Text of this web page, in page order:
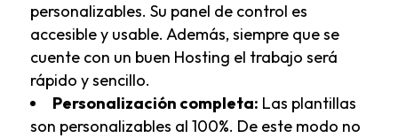
personalizables. Su panel de control es
accesible y usable. Además, siempre que se
cuente con un buen Hosting el trabajo será
rápido y sencillo.
Personalización completa: Las plantillas
son personalizables al 100%. De este modo no